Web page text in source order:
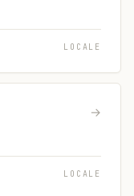
LOCALE
→
LOCALE